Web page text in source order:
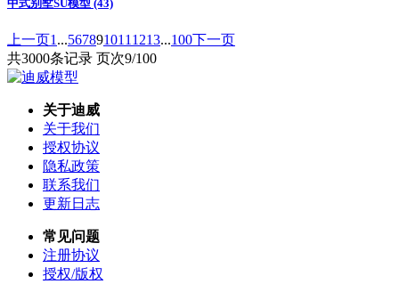
中式别墅SU模型 (43)
上一页1 ...567891011 1213...100下一页
共3000条记录 页次9/100
关于迪威
关于我们
授权协议
隐私政策
联系我们
更新日志
常见问题
注册协议
授权/版权